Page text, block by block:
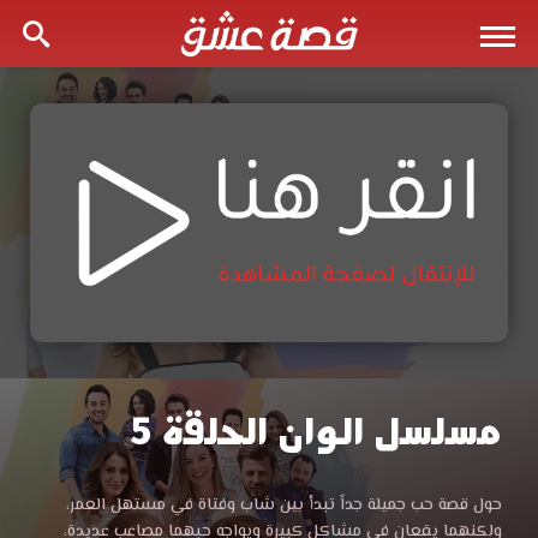
مشاهدة
مسلسل
مسلسل الوان الحلقة 5
مشاهدة
مسلسل
حول قصة حب جميلة جداً تبدأ بين شاب وفتاة في مستهل العمر،
ولكنهما يقعان في مشاكل كبيرة ويواجه حبهما مصاعب عديدة،